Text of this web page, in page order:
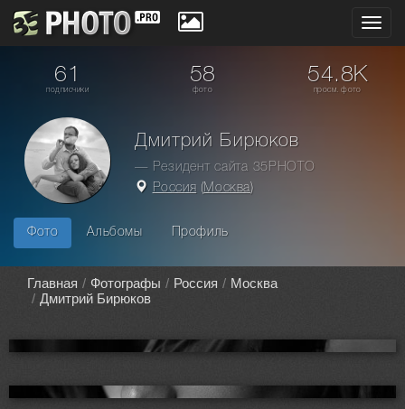
61
подписчики
58
фото
54.8K
просм. фото
Дмитрий Бирюков
— Резидент сайта 35PHOTO
Россия (Москва)
Фото Альбомы Профиль
Главная Фотографы Россия
Москва
Дмитрий Бирюков